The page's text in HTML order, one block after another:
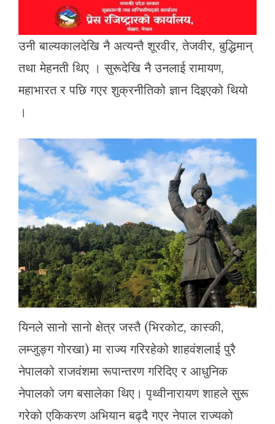
उनी बाल्यकालदेखि नै अत्यन्तै शूरवीर, तेजवीर, बुद्धिमान्
तथा मेहनती थिए । सुरूदेखि नै उनलाई रामायण,
महाभारत र पछि गएर शुक्रनीतिको ज्ञान दिइएको थियो
।
यिनले सानो सानो क्षेत्र जस्तै (भिरकोट, कास्की,
लम्जुङ्ग गोरखा) मा राज्य गरिरहेको शाहवंशलाई पुरै
नेपालको राजवंशमा रूपान्तरण गरिदिए र आधुनिक
नेपालको जग बसालेका थिए। पृथ्वीनारायण शाहले सुरू
गरेको एकिकरण अभियान बढ्दै गएर नेपाल राज्यको